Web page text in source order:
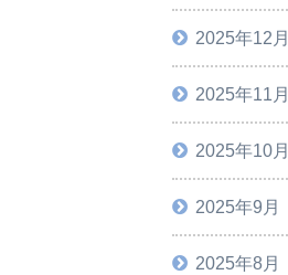
2025年12月
2025年11月
2025年10月
2025年9月
2025年8月